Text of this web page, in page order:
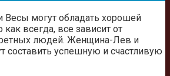
Весы могут обладать хорошей
всегда, все зависит от
людей. Женщина-Лев и
составить успешную и счастливую